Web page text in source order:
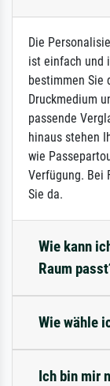
Die
ist einfach und
bestimmen Sie
Druckmedium
passende
hinaus stehen
wie
Verfügung. Bei
Sie da.
Wie kann
Raum
Wie wähle
Ich bin mir